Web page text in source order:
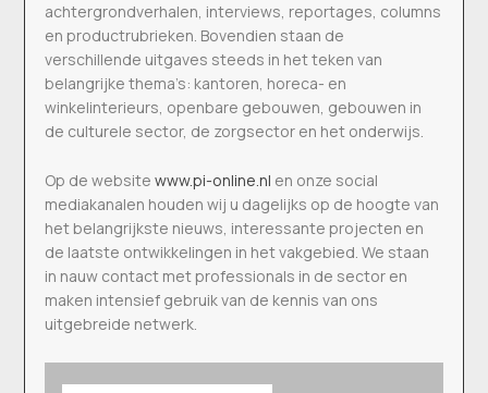
achtergrondverhalen, interviews, reportages, columns
en productrubrieken. Bovendien staan de
verschillende uitgaves steeds in het teken van
belangrijke thema’s: kantoren, horeca- en
winkelinterieurs, openbare gebouwen, gebouwen in
de culturele sector, de zorgsector en het onderwijs.
Op de websitewww.pi-online.nl en onze social
mediakanalen houden wij u dagelijks op de hoogte van
het belangrijkste nieuws, interessante projecten en
de laatste ontwikkelingen in het vakgebied. We staan
in nauw contact met professionals in de sector en
maken intensief gebruik van de kennis van ons
uitgebreide netwerk.